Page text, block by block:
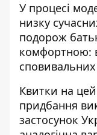
У процесі
низку
подорож
комфортною:
сповивальних
Квитки на цей
придбання
застосунок